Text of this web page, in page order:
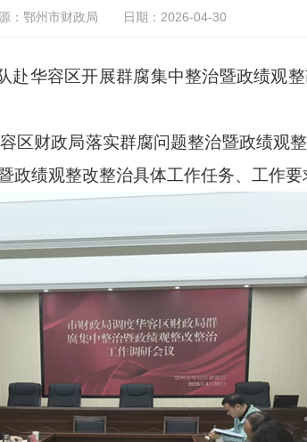
：鄂州市财政局 日期：2026-04-30
华容区开展群腐集中整治暨政绩观整
财政局落实群腐问题整治暨政绩观整
绩观整改整治具体工作任务、工作要